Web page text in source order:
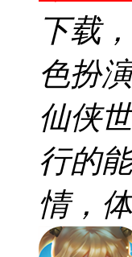
下载
色扮
仙侠
行的
情，